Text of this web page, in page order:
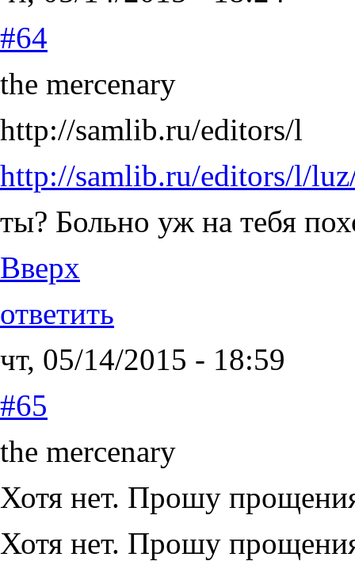
#64
the mercenary
http://samlib.ru/editors/l
http://samlib.ru/editors/l/
ты? Больно уж на тебя
Вверх
ответить
чт, 05/14/2015 - 18:59
#65
the mercenary
Хотя нет. Прошу
Хотя нет. Прошу